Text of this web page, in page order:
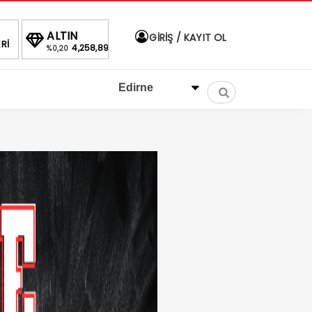
DOLAR
40,0479
EURO ALTIN
GİRİŞ / KAYIT OL